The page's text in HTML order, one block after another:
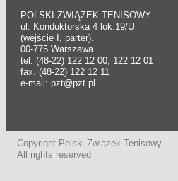
POLSKI ZWIĄZEK TENISOWY
ul. Konduktorska 4 lok.19/U
(wejście I, parter).
00-775 Warszawa
tel. (48-22) 122 12 00, 122 12 01
fax. (48-22) 122 12 11
e-mail: pzt@pzt.pl
Copyright Polski Związek Tenisowy.
All rights reserved